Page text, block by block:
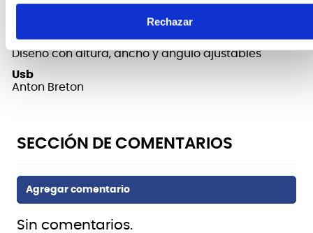
Rechazar
Otras características
Diseño con altura, ancho y ángulo ajustables
Usb
Anton Breton
Sin comentarios.